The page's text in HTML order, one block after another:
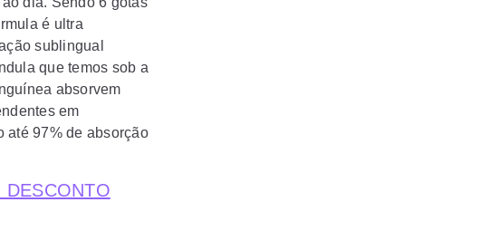
é ultra
sublingual
que temos sob a
absorvem
em
até 97% de absorção